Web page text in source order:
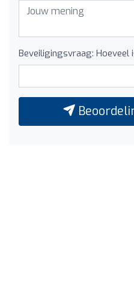
Beveiligingsvraag: Hoeveel